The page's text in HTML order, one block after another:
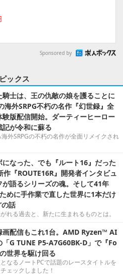
Sponsored by
ックス
士は、王の仇敵の娘を護ることに
外SRPG不朽の名作『幻世録』全
版配信開始。ダーティーヒーロー
が令和に蘇る
外SRPGの不朽の名作が全面リメイクされ
なった、でも『ルート16』だった
『ROUTE16R』開発者インタビュ
が語るシリーズの魂。そして41年
めに手作業で直した世界に1本だけ
の話
れる過去と、新たに生まれるものとは。
画配信もこれ1台。AMD Ryzen™ AI
G TUNE P5-A7G60BK-D」で『Fo
世界を駆け回る
なるノートPCで話題のレースタイトルを
ェックしました！